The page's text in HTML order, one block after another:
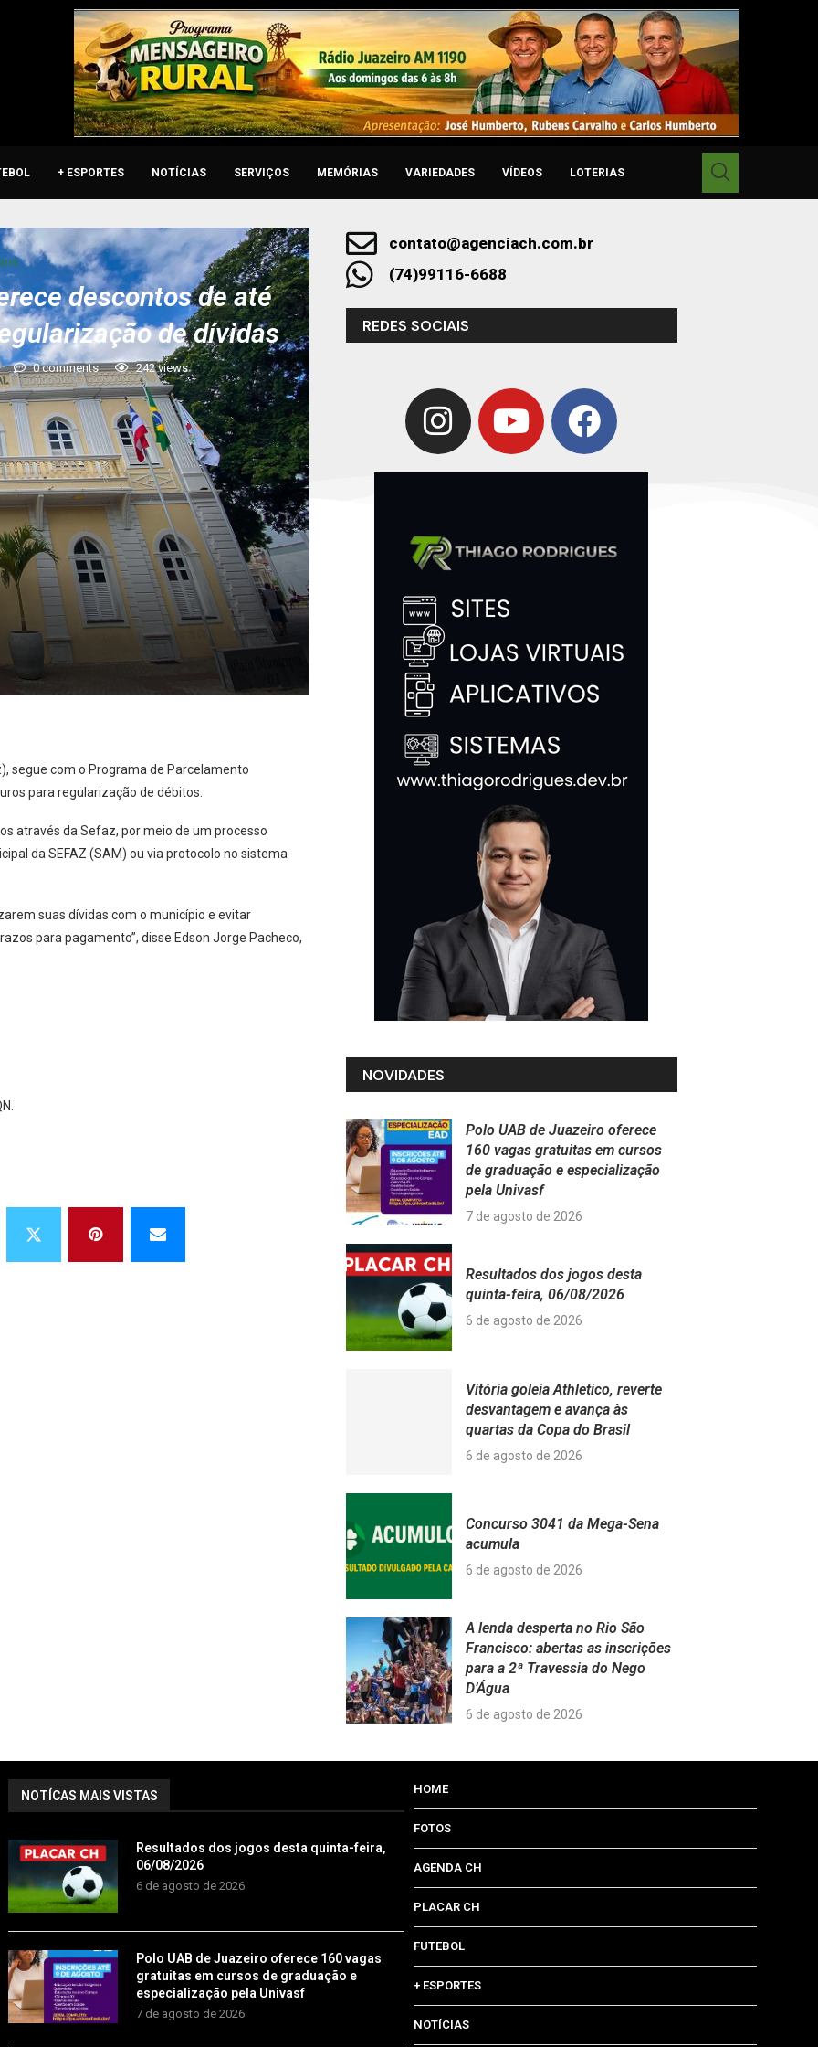
+ ESPORTES NOTÍCIAS SERVIÇOS MEMÓRIAS VARIEDADES VÍDEOS LOTERIAS
descontos de até
de dívidas
0 comments 242views
segue com o Programa de Parcelamento
para regularização de débitos.
através da Sefaz, por meio de um processo
da SEFAZ (SAM) ou via protocolo no sistema
suas dívidas com o município e evitar
para pagamento”, disse Edson Jorge Pacheco,
contato@agenciach.com.br
(74)99116-6688
REDES SOCIAIS
NOVIDADES
Polo UAB de Juazeiro oferece
160 vagas gratuitas em cursos
de graduação e especialização
pela Univasf
7 de agosto de 2026
Resultados dos jogos desta
quinta-feira, 06/08/2026
6 de agosto de 2026
Vitória goleia Athletico, reverte
desvantagem e avança às
quartas da Copa do Brasil
6 de agosto de 2026
Concurso 3041 da Mega-Sena
acumula
6 de agosto de 2026
A lenda desperta no Rio São
Francisco: abertas as inscrições
para a 2ª Travessia do Nego
D’Água
6 de agosto de 2026
NOTÍCAS MAIS VISTAS
Resultados dos jogos desta quinta-feira,
06/08/2026
6 de agosto de 2026
Polo UAB de Juazeiro oferece 160 vagas
gratuitas em cursos de graduação e
especialização pela Univasf
7 de agosto de 2026
HOME
FOTOS
AGENDA CH
PLACAR CH
FUTEBOL
+ ESPORTES
NOTÍCIAS